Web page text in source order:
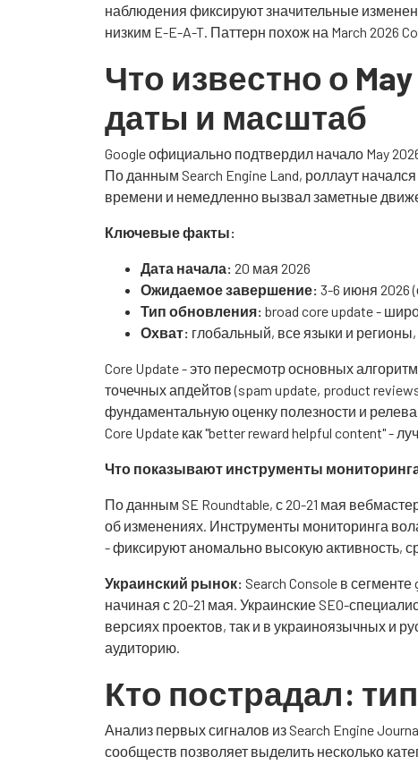
наблюдения фиксируют значительные
низким E-E-A-T. Паттерн похож на March 2026
Что известно о
даты и масштаб
Google официально подтвердил начало May
По данным Search Engine Land, роллаут
времени и немедленно вызвал заметные
Ключевые факты:
Дата начала: 20 мая 2026
Ожидаемое завершение: 3-6 июня 2026
Тип обновления: broad core update -
Охват: глобальный, все языки и
Core Update - это пересмотр основных
точечных апдейтов (spam update, product
фундаментальную оценку полезности и
Core Update как "better reward helpful content" -
Что показывают инструменты
По данным SE Roundtable, с 20-21 мая
об изменениях. Инструменты мониторинга
- фиксируют аномально высокую активность,
Украинский рынок: Search Console в
начиная с 20-21 мая. Украинские SEO-
версиях проектов, так и в украиноязычных и
аудиторию.
Кто пострадал:
Анализ первых сигналов из Search Engine
сообществ позволяет выделить несколько